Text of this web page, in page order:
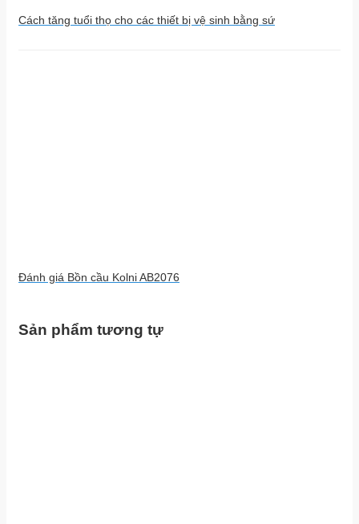
Cách tăng tuổi thọ cho các thiết bị vệ sinh bằng sứ
Đánh giá Bồn cầu Kolni AB2076
Sản phẩm tương tự